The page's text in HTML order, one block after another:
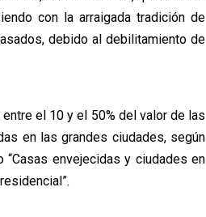
con la arraigada tradición de
debido al debilitamiento de
entre el 10 y el 50% del valor de las
en las grandes ciudades, según
envejecidas y ciudades en